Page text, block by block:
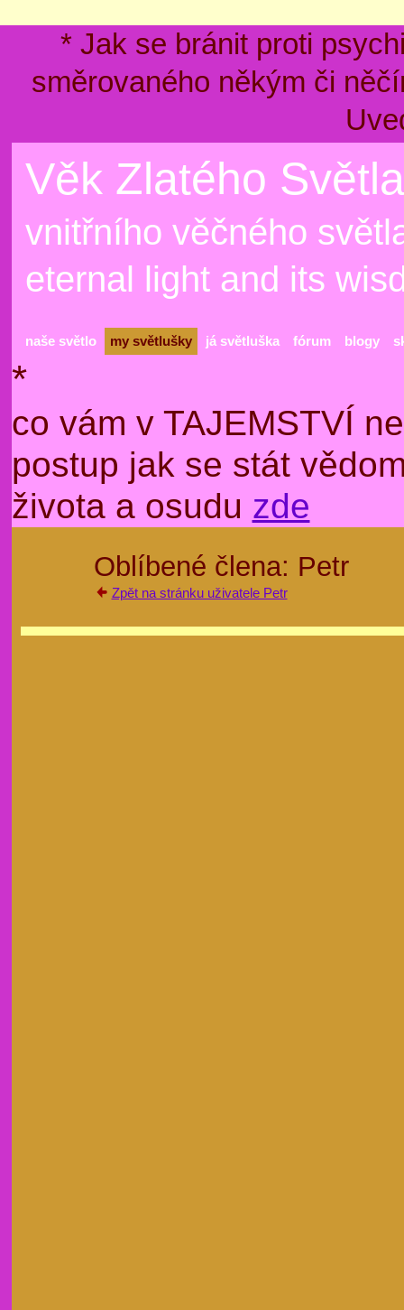
* Jak se bránit proti
směrovaného někým či
Věk Zlatého
vnitřního věčného
eternal light and its
naše světlo my světlušky já světluška fórum blogy
*
co vám v TAJEMSTVÍ
postup jak se stát
života a osudu zde
Oblíbené člena: Petr
Zpět na stránku uživatele Petr